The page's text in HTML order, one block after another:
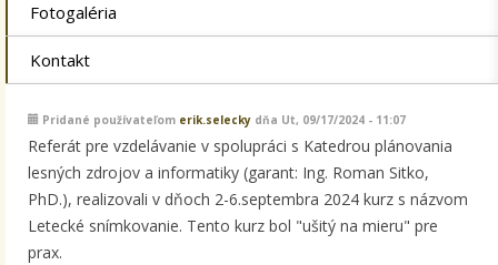
Fotogaléria
Kontakt
Pridané používateľom erik.selecky dňa Ut, 09/17/2024 - 11:07
Referát pre vzdelávanie v spolupráci s Katedrou plánovania
lesných zdrojov a informatiky (garant: Ing. Roman Sitko,
PhD.), realizovali v dňoch 2-6.septembra 2024 kurz s názvom
Letecké snímkovanie. Tento kurz bol "ušitý na mieru" pre
prax.